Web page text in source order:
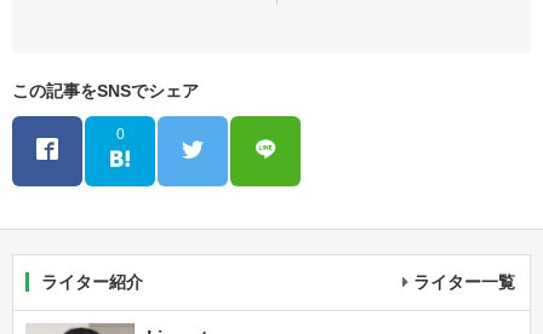
この記事をSNSでシェア
0
ライター紹介 ライター一覧